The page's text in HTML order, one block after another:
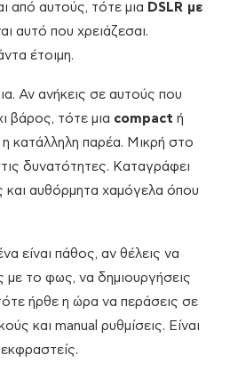
από αυτούς, τότε μια DSLR με
αυτό που χρειάζεσαι.
έτοιμη.
Αν ανήκεις σε αυτούς που
βάρος, τότε μια compact ή
η κατάλληλη παρέα. Μικρή στο
δυνατότητες. Καταγράφει
και αυθόρμητα χαμόγελα όπου
είναι πάθος, αν θέλεις να
με το φως, να δημιουργήσεις
ήρθε η ώρα να περάσεις σε
και manual ρυθμίσεις. Είναι